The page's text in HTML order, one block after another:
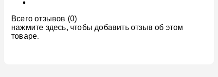
Всего отзывов (0)
нажмите здесь, чтобы добавить отзыв об этом
товаре.